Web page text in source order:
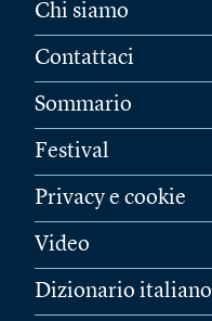
Chi siamo
Contattaci
Sommario
Festival
Privacy e cookie
Video
Dizionario italiano